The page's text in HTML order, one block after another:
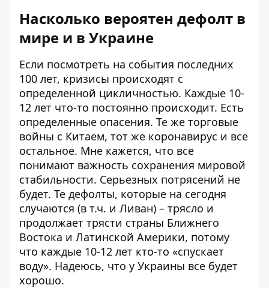
Насколько вероятен дефолт в
мире и в Украине
Если посмотреть на события последних
100 лет, кризисы происходят с
определенной цикличностью. Каждые 10-
12 лет что-то постоянно происходит. Есть
определенные опасения. Те же торговые
войны с Китаем, тот же коронавирус и все
остальное. Мне кажется, что все
понимают важность сохранения мировой
стабильности. Серьезных потрясений не
будет. Те дефолты, которые на сегодня
случаются (в т.ч. и Ливан) – трясло и
продолжает трясти страны Ближнего
Востока и Латинской Америки, потому
что каждые 10-12 лет кто-то «спускает
воду». Надеюсь, что у Украины все будет
хорошо.